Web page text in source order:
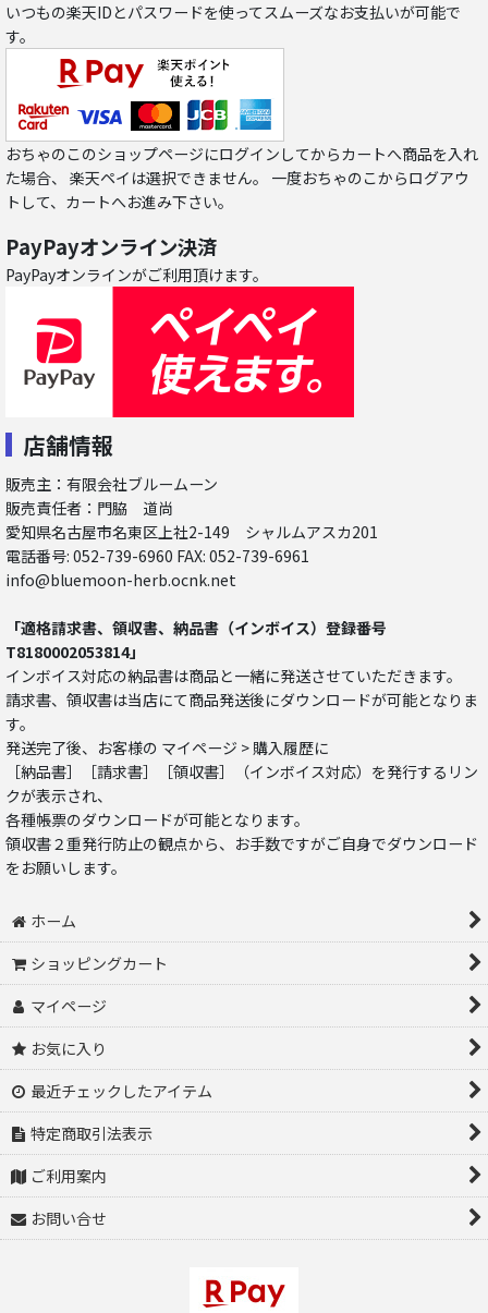
いつもの楽天IDとパスワードを使ってスムーズなお支払いが可能で
す。
おちゃのこのショップページにログインしてからカートへ商品を入れ
た場合、 楽天ペイは選択できません。 一度おちゃのこからログアウ
トして、カートへお進み下さい。
PayPayオンライン決済
PayPayオンラインがご利用頂けます。
店舗情報
販売主：有限会社ブルームーン
販売責任者：門脇 道尚
愛知県名古屋市名東区上社2-149 シャルムアスカ201
電話番号: 052-739-6960 FAX: 052-739-6961
info@bluemoon-herb.ocnk.net
「適格請求書、領収書、納品書（インボイス）登録番号
T8180002053814」
インボイス対応の納品書は商品と一緒に発送させていただきます。
請求書、領収書は当店にて商品発送後にダウンロードが可能となりま
す。
発送完了後、お客様の マイページ > 購入履歴に
［納品書］［請求書］［領収書］（インボイス対応）を発行するリン
クが表示され、
各種帳票のダウンロードが可能となります。
領収書２重発行防止の観点から、お手数ですがご自身でダウンロード
をお願いします。
ホーム
ショッピングカート
マイページ
お気に入り
最近チェックしたアイテム
特定商取引法表示
ご利用案内
お問い合せ